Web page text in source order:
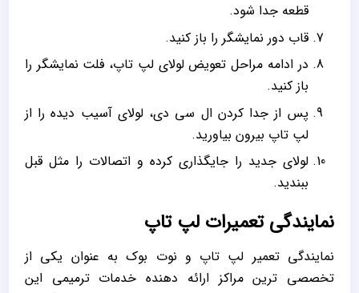
قطعه جدا شود.
قاب دور نمایشگر را باز کنید.
در ادامه مراحل تعویض لولای لپ تاپ، فلت نمایشگر را
باز کنید.
پس از جدا کردن ال سی دی، لولای آسیب دیده را از
لپ تاپ بیرون بیاورید.
لولای جدید را جایگذاری کرده و اتصالات را مثل قبل
ببندید.
نمایندگی تعمیرات لپ تاپ
نمایندگی تعمیر لپ تاپ و نوت بوک به عنوان یکی از
تخصصی ترین مراکز ارائه دهنده خدمات ترمیمی این